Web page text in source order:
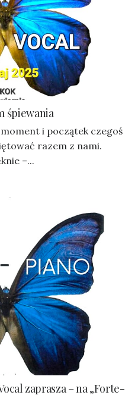
śpiewania
i początek czegoś
razem z nami.
–...
zaprasza – na „Forte-